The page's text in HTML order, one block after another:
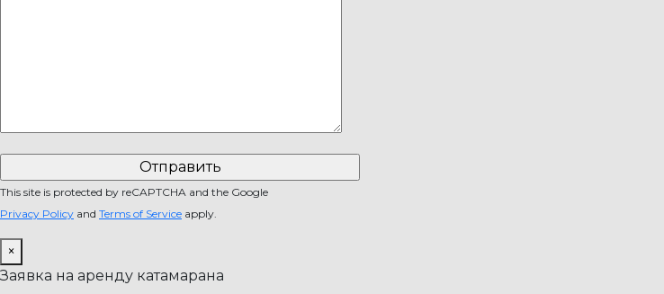
This site is protected by reCAPTCHA and the Google
Privacy Policy and Terms of Service apply.
×
Заявка на аренду катамарана